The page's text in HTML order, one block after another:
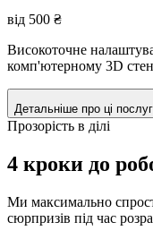
від 500 ₴
Високоточне
комп'ютерному 3D
Детальніше про ці
Прозорість в ділі
4 кроки до
Ми максимально
сюрпризів під час